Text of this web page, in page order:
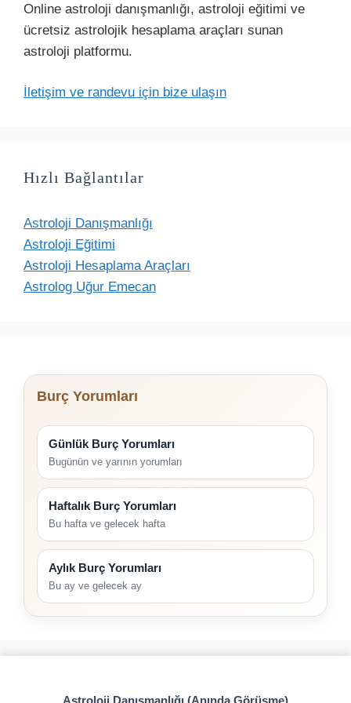
Online astroloji danışmanlığı, astroloji eğitimi ve
ücretsiz astrolojik hesaplama araçları sunan
astroloji platformu.
İletişim ve randevu için bize ulaşın
Hızlı Bağlantılar
Astroloji Danışmanlığı
Astroloji Eğitimi
Astroloji Hesaplama Araçları
Astrolog Uğur Emecan
Burç Yorumları
Günlük Burç Yorumları
Bugünün ve yarının yorumları
Haftalık Burç Yorumları
Bu hafta ve gelecek hafta
Aylık Burç Yorumları
Bu ay ve gelecek ay
Astroloji Danışmanlığı (Anında Görüşme)